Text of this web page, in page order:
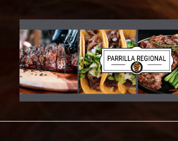
content